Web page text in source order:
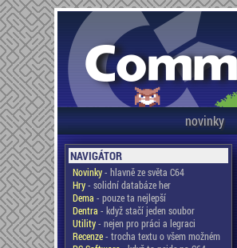
novinky
NAVIGÁTOR
Novinky- hlavně ze světa C64
Hry- solidní databáze her
Dema - pouze ta nejlepší
Dentra - když stačí jeden soubor
Utility- nejen pro práci a legraci
Recenze- trocha textu o všem možném